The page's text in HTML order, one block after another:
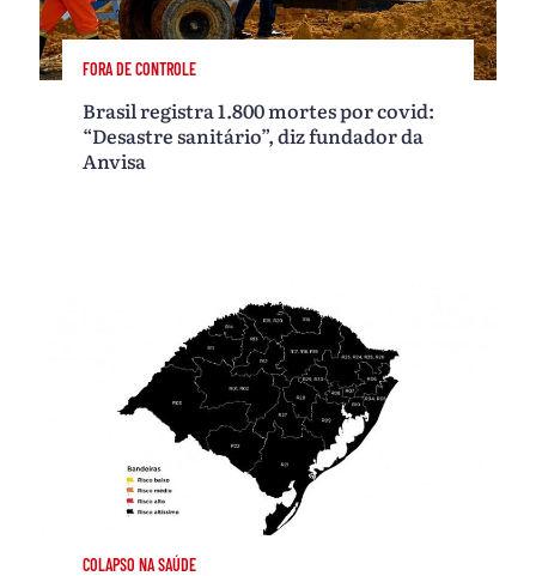
FORA DE CONTROLE
Brasil registra 1.800 mortes por covid:
“Desastre sanitário”, diz fundador da
Anvisa
COLAPSO NA SAÚDE